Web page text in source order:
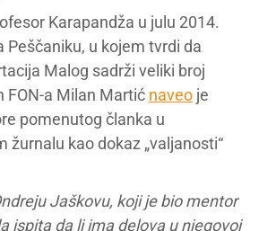
Karapandža u julu 2014.
Peščaniku, u kojem tvrdi da
Malog sadrži veliki broj
FON-a Milan Martić naveo je
pomenutog članka u
žurnalu kao dokaz „valjanosti“
Jaškovu, koji je bio mentor
ispita da li ima delova u njegovoj